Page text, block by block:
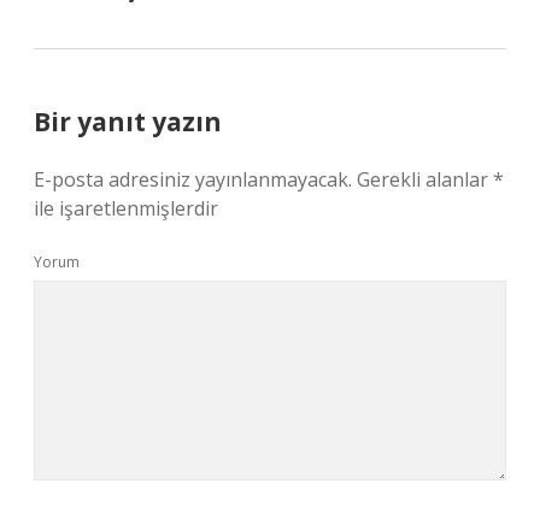
Bir yanıt yazın
E-posta adresiniz yayınlanmayacak. Gerekli alanlar*
ile işaretlenmişlerdir
Yorum